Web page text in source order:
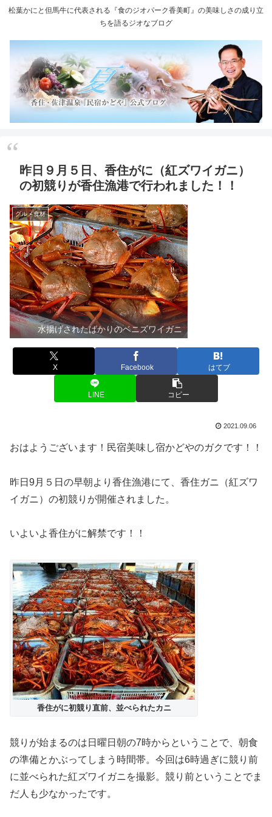
松葉かにと但馬牛に代表される『食のジオパーク香美町』の美味しさの成り立
ちを語るジオなブログ
昨日９月５日、香住がに（紅ズワイガニ）
の初競りが香住漁港で行われました！！
グルメ食材
水揚げされたばかりのベニズワイガニ
X Facebook はてブ
LINE コピー
2021.09.06
おはようございます！民宿美味し宿かどやのガクです！！
昨日9月５日の早朝より香住漁港にて、香住ガニ（紅ズワ
イガニ）の初競りが開催されました。
いよいよ香住がに解禁です！！
香住がに初競り直前、並べられたカニ
競りが始まるのは日曜日朝の7時からということで、朝食
の準備とかぶってしまう時間帯。今回は6時過ぎに競り前
に並べられた紅ズワイガニを撮影。競り前ということでま
だ人も少なかったです。